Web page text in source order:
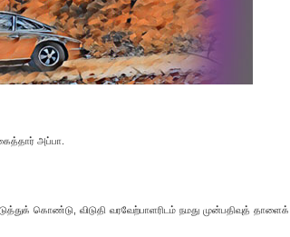
அப்பா.
கொண்டு, விடுதி வரவேற்பாளரிடம் நமது முன்பதிவுத் தாளைக்